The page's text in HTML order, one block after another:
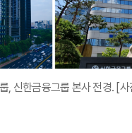
, 신한금융그룹 본사 전경. [